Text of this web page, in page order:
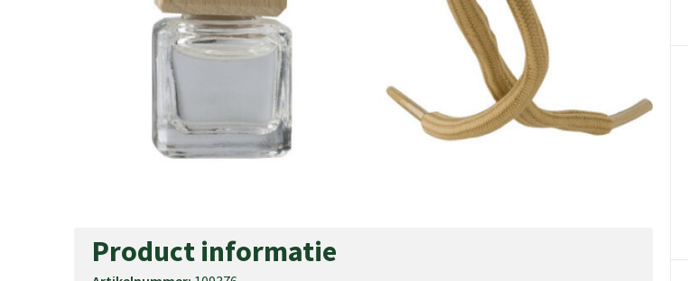
Product informatie